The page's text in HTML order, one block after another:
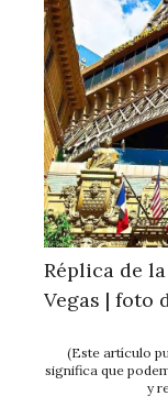
Réplica de
Vegas | foto
(Este artículo
significa que
y